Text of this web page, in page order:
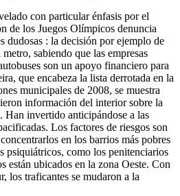
con particular énfasis por el
de los Juegos Olímpicos denuncia
dudosas : la decisión por ejemplo de
sabiendo que las empresas
son un apoyo financiero para
que encabeza la lista derrotada en la
municipales de 2008, se muestra
información del interior sobre la
invertido anticipándose a las
Los factores de riesgos son
en los barrios más pobres
psiquiátricos, como los penitenciarios
están ubicados en la zona Oeste. Con
los traficantes se mudaron a la